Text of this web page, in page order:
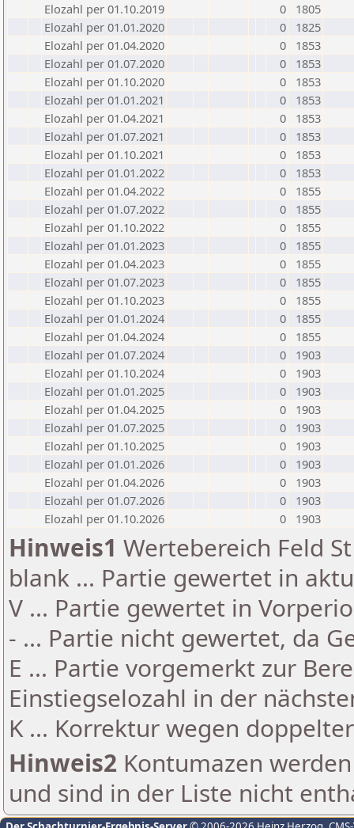
Elozahl per 01.10.2019
0
1805
Elozahl per 01.01.2020
0
1825
Elozahl per 01.04.2020
0
1853
Elozahl per 01.07.2020
0
1853
Elozahl per 01.10.2020
0
1853
Elozahl per 01.01.2021
0
1853
Elozahl per 01.04.2021
0
1853
Elozahl per 01.07.2021
0
1853
Elozahl per 01.10.2021
0
1853
Elozahl per 01.01.2022
0
1853
Elozahl per 01.04.2022
0
1855
Elozahl per 01.07.2022
0
1855
Elozahl per 01.10.2022
0
1855
Elozahl per 01.01.2023
0
1855
Elozahl per 01.04.2023
0
1855
Elozahl per 01.07.2023
0
1855
Elozahl per 01.10.2023
0
1855
Elozahl per 01.01.2024
0
1855
Elozahl per 01.04.2024
0
1855
Elozahl per 01.07.2024
0
1903
Elozahl per 01.10.2024
0
1903
Elozahl per 01.01.2025
0
1903
Elozahl per 01.04.2025
0
1903
Elozahl per 01.07.2025
0
1903
Elozahl per 01.10.2025
0
1903
Elozahl per 01.01.2026
0
1903
Elozahl per 01.04.2026
0
1903
Elozahl per 01.07.2026
0
1903
Elozahl per 01.10.2026
0 1903
Hinweis1 Wertebereich Feld
blank ... Partie gewertet in
V ... Partie gewertet in
- ... Partie nicht gewertet, da
E ... Partie vorgemerkt zur
Einstiegselozahl in der
K ... Korrektur wegen
Hinweis2 Kontumazen
und sind in der Liste nicht